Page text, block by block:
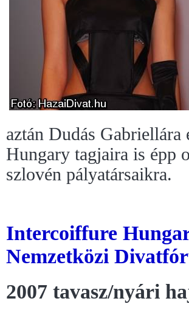
aztán Dudás
Hungary tagjaira is épp
szlovén pályatársaikra.
Intercoiffure
Nemzetközi
2007 tavasz/nyári